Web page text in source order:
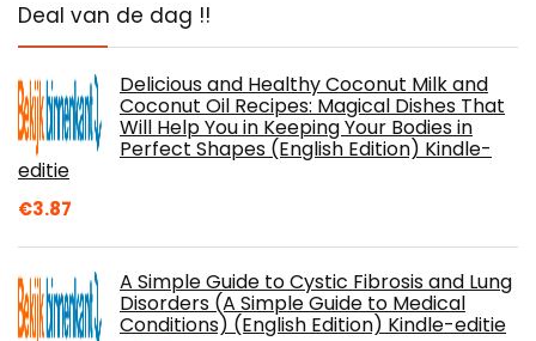
Deal van de dag !!
Delicious and Healthy Coconut Milk and
Coconut Oil Recipes: Magical Dishes That
Will Help You in Keeping Your Bodies in
Perfect Shapes (English Edition) Kindle-
editie
€3.87
A Simple Guide to Cystic Fibrosis and Lung
Disorders (A Simple Guide to Medical
Conditions) (English Edition) Kindle-editie